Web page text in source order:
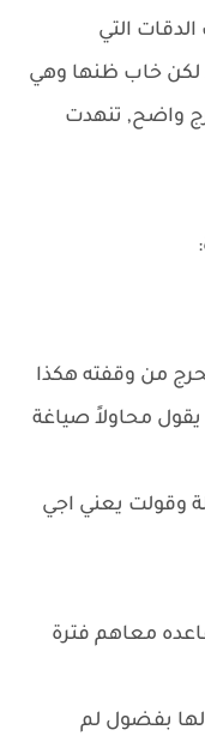
التي
لكن خاب ظنها وهي
واضح, تنهدت
من وقفته هكذا
يقول محاولاً صياغة
وقولت يعني اجي
معاهم فترة
بفضول لم